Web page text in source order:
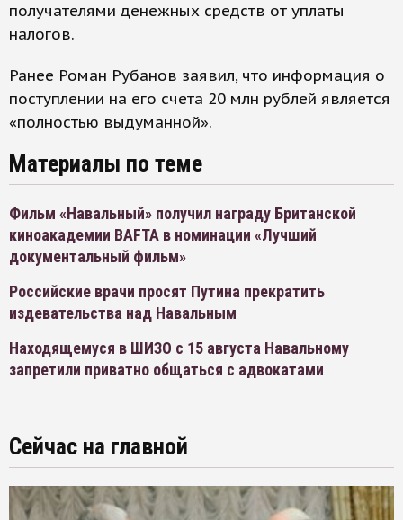
получателями денежных средств от уплаты
налогов.
Ранее Роман Рубанов заявил, что информация о
поступлении на его счета 20 млн рублей является
«полностью выдуманной».
Материалы по теме
Фильм «Навальный» получил награду Британской
киноакадемии BAFTA в номинации «Лучший
документальный фильм»
Российские врачи просят Путина прекратить
издевательства над Навальным
Находящемуся в ШИЗО с 15 августа Навальному
запретили приватно общаться с адвокатами
Сейчас на главной